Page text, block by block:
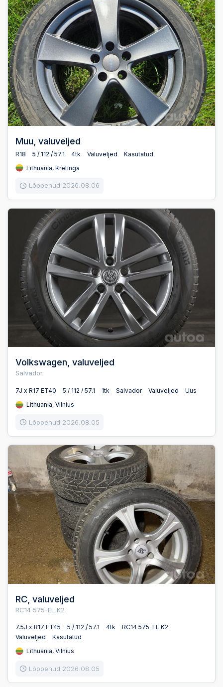
Muu, valuveljed
R18 5 / 112 / 57.1 4tk Valuveljed
Kasutatud
Lithuania, Kretinga
Lõppenud 2026.08.06
Volkswagen, valuveljed
Salvador
7J x R17 ET40 5 / 112 / 57.1 1tk Salvador Valuveljed
Uus
Lithuania, Vilnius
Lõppenud 2026.08.05
RC, valuveljed
RC14 575-EL K2
7.5J x R17 ET45 5 / 112 / 57.1 4tk
RC14 575-EL K2
Valuveljed
Kasutatud
Lithuania, Vilnius
Lõppenud 2026.08.05